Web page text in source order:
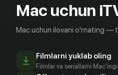
Mac uchun
Mac uchun ilovani o'rnating —
Filmlarni yuklab oling
Filmlar va seriallarni